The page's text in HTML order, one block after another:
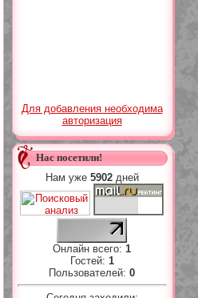
Для добавления необходима
авторизация
Нас посетили!
Нам уже 5902дней
Онлайн всего: 1
Гостей: 1
Пользователей: 0